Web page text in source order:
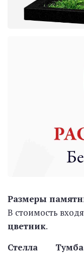
Размеры
В стоимость
цветник.
Стелла